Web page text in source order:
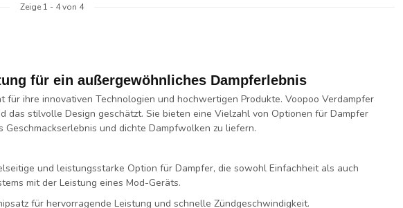
Zeige 1 - 4von 4
für ein außergewöhnliches Dampferlebnis
ihre innovativen Technologien und hochwertigen Produkte. Voopoo Verdampfer
das stilvolle Design geschätzt. Sie bieten eine Vielzahl von Optionen für Dampfer
und dichte Dampfwolken zu liefern.
und leistungsstarke Option für Dampfer, die sowohl Einfachheit als auch
mit der Leistung eines Mod-Geräts.
für hervorragende Leistung und schnelle Zündgeschwindigkeit.